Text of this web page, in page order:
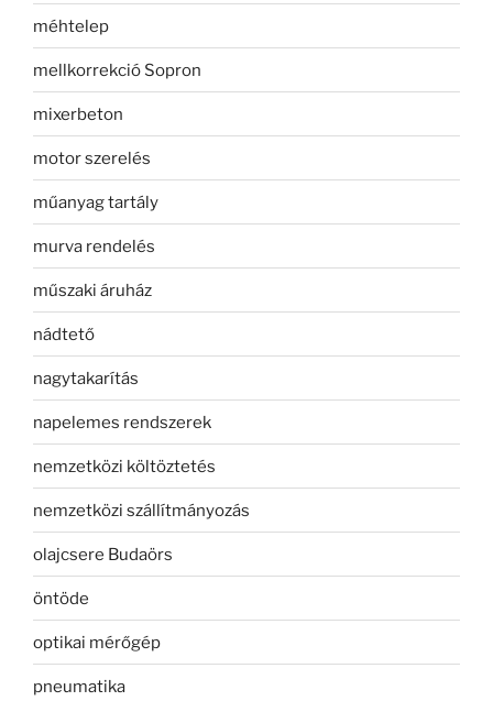
méhtelep
mellkorrekció Sopron
mixerbeton
motor szerelés
műanyag tartály
murva rendelés
műszaki áruház
nádtető
nagytakarítás
napelemes rendszerek
nemzetközi költöztetés
nemzetközi szállítmányozás
olajcsere Budaörs
öntöde
optikai mérőgép
pneumatika